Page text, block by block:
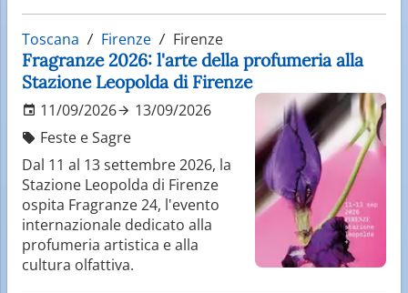
Toscana Firenze Firenze
Fragranze 2026: l'arte della profumeria alla
Stazione Leopolda di Firenze
11/09/2026
13/09/2026
Feste e Sagre
Dal 11 al 13 settembre 2026, la
Stazione Leopolda di Firenze
ospita Fragranze 24, l'evento
internazionale dedicato alla
profumeria artistica e alla
cultura olfattiva.